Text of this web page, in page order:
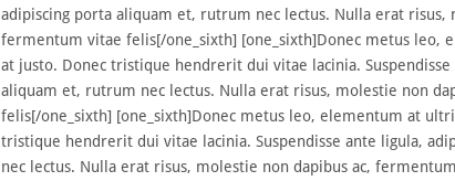
adipiscing porta aliquam et, rutrum nec lectus. Nulla erat risus,
fermentum vitae felis[/one_sixth] [one_sixth]Donec metus leo,
at justo. Donec tristique hendrerit dui vitae lacinia.
aliquam et, rutrum nec lectus. Nulla erat risus, molestie non
felis[/one_sixth] [one_sixth]Donec metus leo, elementum at
tristique hendrerit dui vitae lacinia. Suspendisse ante ligula,
nec lectus. Nulla erat risus, molestie non dapibus ac,